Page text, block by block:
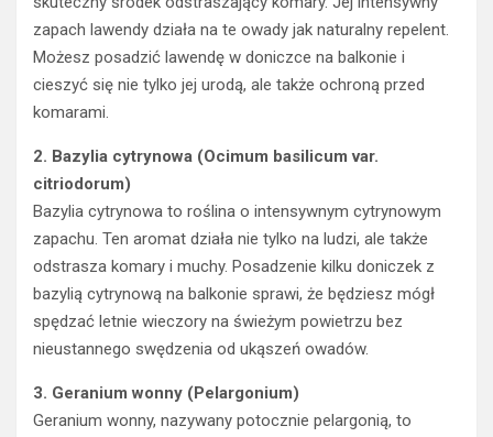
zapach lawendy działa na te owady jak naturalny repelent.
Możesz posadzić lawendę w doniczce na balkonie i
cieszyć się nie tylko jej urodą, ale także ochroną przed
komarami.
2. Bazylia cytrynowa (Ocimum basilicum var.
citriodorum)
Bazylia cytrynowa to roślina o intensywnym cytrynowym
zapachu. Ten aromat działa nie tylko na ludzi, ale także
odstrasza komary i muchy. Posadzenie kilku doniczek z
bazylią cytrynową na balkonie sprawi, że będziesz mógł
spędzać letnie wieczory na świeżym powietrzu bez
nieustannego swędzenia od ukąszeń owadów.
3. Geranium wonny (Pelargonium)
Geranium wonny, nazywany potocznie pelargonią, to